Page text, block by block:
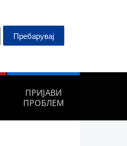
Пребарувај
ПРИЈАВИ
ПРОБЛЕМ